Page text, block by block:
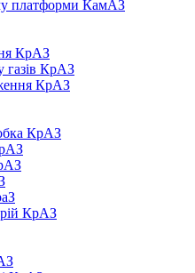
платформи КамАЗ
КрАЗ
газів КрАЗ
КрАЗ
КрАЗ
КрАЗ